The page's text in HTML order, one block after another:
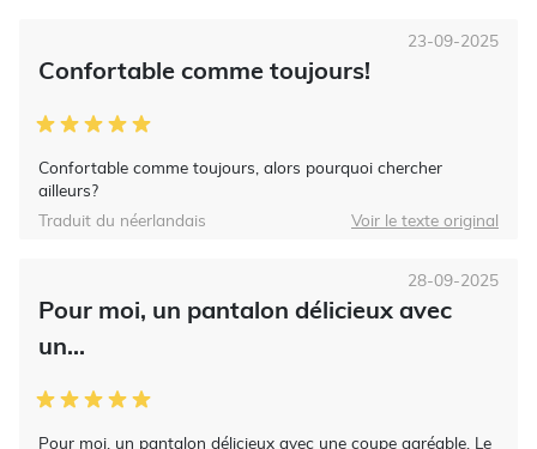
Confortable comme toujours!
Confortable comme toujours, alors pourquoi chercher
ailleurs?
23-09-2025
Traduit du néerlandais Voir le texte original
Pour moi, un pantalon délicieux avec
un...
Pour moi, un pantalon délicieux avec une coupe agréable. Le
28-09-2025